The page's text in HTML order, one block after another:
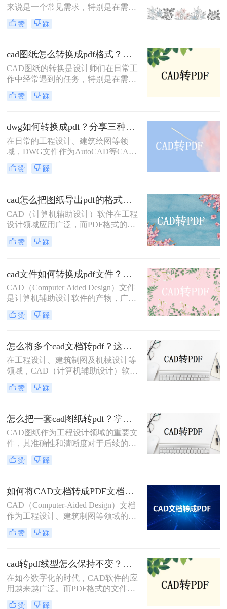
助用户根据自己的需求选择最适合的
转换方式。
来说是一个常见需求，特别是在需要
将图纸分享给不同平台或设备上的团
队成员时。PDF格式因其兼容性和稳
择。那么怎么把cad图纸转换成pdf
呢？本文将介绍四种将CAD图纸转换
为PDF的方法。
赞 踩
cad图纸怎么转换成pdf格式？教你三招解决！
CAD图纸的转换是设计师们在日常工
作中经常遇到的任务，特别是在需要
将设计成果分享给客户或团队成员
时，PDF格式因其广泛的兼容性和出
么转换成pdf格式呢？本文将介绍三种
将CAD图纸转换成PDF格式的方法。
赞 踩
dwg如何转换成pdf？分享三种常用的转换方法！
在日常的工程设计、建筑绘图等领
域，DWG文件作为AutoCAD等CAD
软件的标准文件格式，广泛应用于图
纸的创建和编辑。然而，为了更方便
DWG文件转换成PDF格式。那么
DWG如何转换成PDF呢？本文将介绍
三种将DWG转换成PDF的方法。
赞 踩
cad怎么把图纸导出pdf的格式？教你四个方法！
CAD（计算机辅助设计）软件在工程
设计领域应用广泛，而PDF格式的文
件因其跨平台、易阅读的特性，常被
用于文件分享和存档。因此，将CAD
多。那么CAD怎么把图纸导出PDF的
格式呢？本文将介绍四种常用的方
法，帮助您轻松实现CAD图纸到PDF
的转换。
赞 踩
cad文件如何转换成pdf文件？三种快速实用的方法！
CAD（Computer Aided Design）文件
是计算机辅助设计软件的产物，广泛
应用于工程设计、机械制图、建筑设
计等领域。然而，由于CAD文件的特
面临兼容性问题。将CAD文件转换为
PDF格式是一种有效的解决方案，因
为PDF文件具有广泛的兼容性和良好
的排版保持性。那么cad文件如何转换
成pdf文件呢？以下是将CAD文件转
换为PDF文件的几种方法。
赞 踩
怎么将多个cad文档转pdf？这三种方法最好用！
在工程设计、建筑制图及机械设计等
领域，CAD（计算机辅助设计）软件
是不可或缺的工具。然而，在需要将
多个CAD文档分享给非CAD软件用户
PDF格式成为了一个常见的需求。
PDF格式以其良好的兼容性和稳定
性，确保了文档在不同设备和软件中
的一致呈现。那么怎么将多个cad文档
转pdf呢？以下是将多个CAD文档转
换为PDF格式的几种方法。
赞 踩
怎么把一套cad图纸转pdf？掌握这3招就够了！
CAD图纸作为工程设计领域的重要文
件，其准确性和清晰度对于后续的设
计、施工及交流至关重要。然而，在
实际应用中，我们常常需要将CAD图
或存档。那么怎么把一套cad图纸转
pdf呢？以下，将详细介绍几种将一套
CAD图纸转换为PDF格式的方法。
赞 踩
如何将CAD文档转成PDF文档？这三种转换方法快来了解下！
CAD（Computer-Aided Design）文档
作为工程设计、建筑制图等领域的重
要工具，其转换为PDF（Portable
Document Format）文档的需求日益增
性和内容稳定性，成为了文档共享、
归档和展示的首选。那么如何将CAD
文档转成PDF文档呢？以下将详细介
绍几种将CAD文档转换成PDF文档的
方法。
赞 踩
cad转pdf线型怎么保持不变？试试这3个方法！
在如今数字化的时代，CAD软件的应
用越来越广泛。而PDF格式的文件则
成为了在不同平台之间共享CAD设计
赞 踩